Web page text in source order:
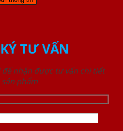
TƯ VẤN
nhận được tư vấn chi tiết
sản phẩm